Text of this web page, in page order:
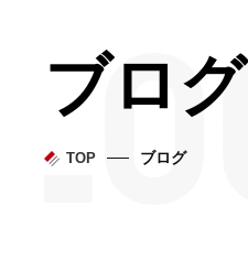
ブログ
TOP ブログ